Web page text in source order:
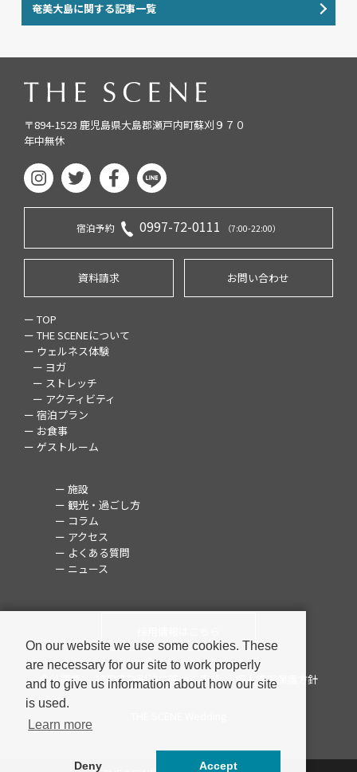
奄美大島に関する記事一覧
〒894-1523 鹿児島県大島郡瀬戸内町蘇刈９７０
年中無休
宿泊予約 0997-72-0111 （7:00-22:00）
資料請求 お問い合わせ
ー TOP
ー THE SCENEについて
ー ウェルネス体験
ー ヨガ
ー ストレッチ
ー アクティビティ
ー 宿泊プラン
ー お食事
ー ゲストルーム
ー 施設
ー 観光・過ごし方
ー コラム
ー アクセス
ー よくある質問
ー ニュース
会社概要 特定商取引法に基づく表示 個人情報保護方針
On our website we use some cookies. These
are necessary for our site to work properly
and to give us information about how our site
is used.
Learn more
Deny Accept